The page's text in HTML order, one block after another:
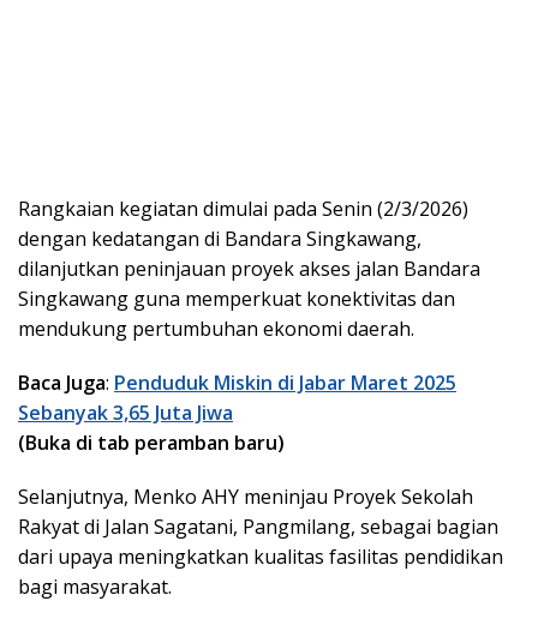
Rangkaian kegiatan dimulai pada Senin (2/3/2026)
dengan kedatangan di Bandara Singkawang,
dilanjutkan peninjauan proyek akses jalan Bandara
Singkawang guna memperkuat konektivitas dan
mendukung pertumbuhan ekonomi daerah.
Baca Juga: Penduduk Miskin di Jabar Maret 2025
Sebanyak 3,65 Juta Jiwa
(Buka di tab peramban baru)
Selanjutnya, Menko AHY meninjau Proyek Sekolah
Rakyat di Jalan Sagatani, Pangmilang, sebagai bagian
dari upaya meningkatkan kualitas fasilitas pendidikan
bagi masyarakat.